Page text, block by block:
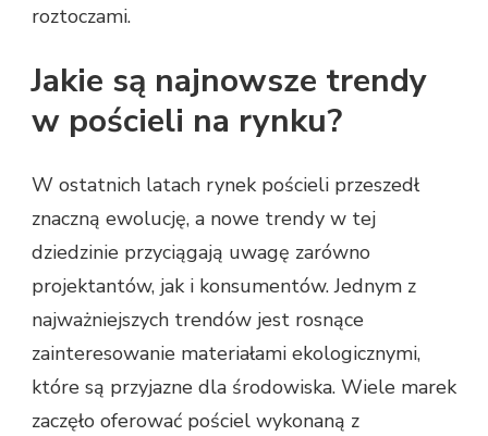
roztoczami.
Jakie są najnowsze trendy
w pościeli na rynku?
W ostatnich latach rynek pościeli przeszedł
znaczną ewolucję, a nowe trendy w tej
dziedzinie przyciągają uwagę zarówno
projektantów, jak i konsumentów. Jednym z
najważniejszych trendów jest rosnące
zainteresowanie materiałami ekologicznymi,
które są przyjazne dla środowiska. Wiele marek
zaczęło oferować pościel wykonaną z